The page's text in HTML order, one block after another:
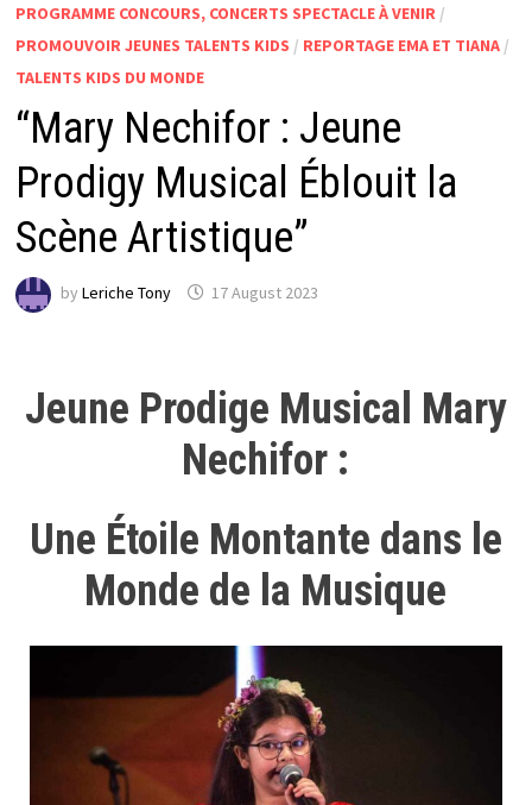
PROGRAMME CONCOURS, CONCERTS SPECTACLE À VENIR /
PROMOUVOIR JEUNES TALENTS KIDS / REPORTAGE EMA ET TIANA/
TALENTS KIDS DU MONDE
“Mary Nechifor : Jeune
Prodigy Musical Éblouit la
Scène Artistique”
by Leriche Tony 17 August 2023
Jeune Prodige Musical Mary
Nechifor :
Une Étoile Montante dans le
Monde de la Musique